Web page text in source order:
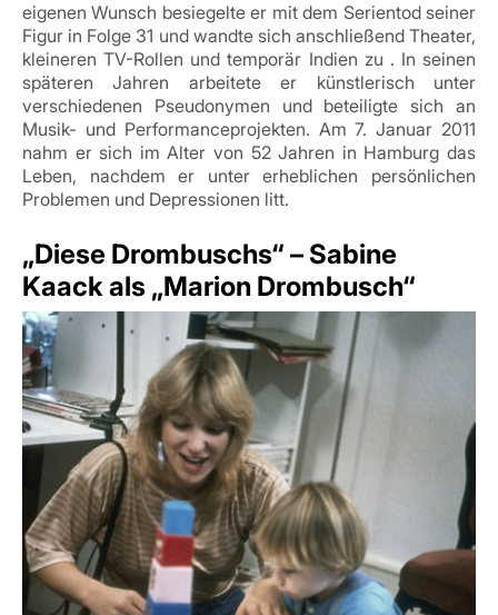
eigenen Wunsch besiegelte er mit dem Serientod seiner
Figur in Folge 31 und wandte sich anschließend Theater,
kleineren TV-Rollen und temporär Indien zu . In seinen
späteren Jahren arbeitete er künstlerisch unter
verschiedenen Pseudonymen und beteiligte sich an
Musik- und Performanceprojekten. Am 7. Januar 2011
nahm er sich im Alter von 52 Jahren in Hamburg das
Leben, nachdem er unter erheblichen persönlichen
Problemen und Depressionen litt.
„Diese Drombuschs“ – Sabine
Kaack als „Marion Drombusch“